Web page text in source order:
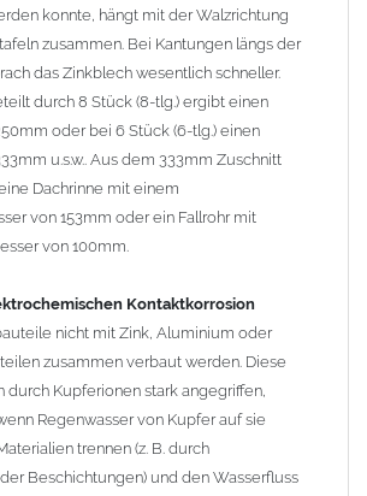
konnte, hängt mit der Walzrichtung
zusammen. Bei Kantungen längs der
das Zinkblech wesentlich schneller.
durch 8 Stück (8-tlg.) ergibt einen
oder bei 6 Stück (6-tlg.) einen
u.s.w.. Aus dem 333mm Zuschnitt
Dachrinne mit einem
von 153mm oder ein Fallrohr mit
von 100mm.
Kontaktkorrosion
nicht mit Zink, Aluminium oder
zusammen verbaut werden. Diese
durch Kupferionen stark angegriffen,
Regenwasser von Kupfer auf sie
trennen (z. B. durch
Beschichtungen) und den Wasserfluss